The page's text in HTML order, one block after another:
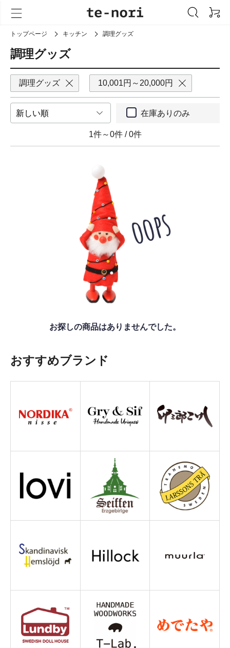
トップページ キッチン 調理グッズ
調理グッズ
調理グッズ 10,001円～20,000円
在庫ありのみ
1件～0件 / 0件
お探しの商品はありませんでした。
おすすめブランド